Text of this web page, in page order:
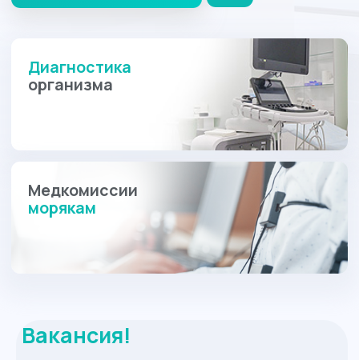
Медкомиссии
Стань частью команды
«Хорошая поликлиника».
врачей.
С 2014 года мы имеем успешный
организации работы судовых
амбулаторий на судах.
osm@medosmotr39.ru